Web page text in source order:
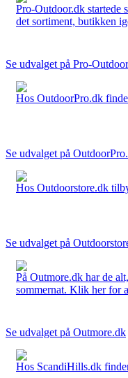
Pro-Outdoor.dk startede
det sortiment, butikken
Se udvalget på Pro-
Hos OutdoorPro.dk
Se udvalget på
Hos Outdoorstore.dk
Se udvalget på
På Outmore.dk har de
sommernat. Klik her for
Se udvalget på Outmore.dk
Hos ScandiHills.dk